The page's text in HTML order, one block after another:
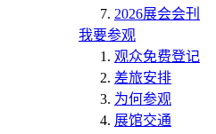
2026展会会刊
我要参观
观众免费登记
差旅安排
为何参观
展馆交通